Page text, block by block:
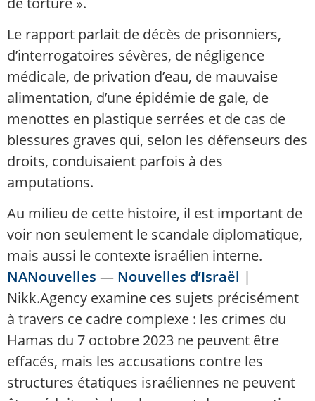
Le rapport parlait de décès de prisonniers,
d’interrogatoires sévères, de négligence
médicale, de privation d’eau, de mauvaise
alimentation, d’une épidémie de gale, de
menottes en plastique serrées et de cas de
blessures graves qui, selon les défenseurs des
droits, conduisaient parfois à des
amputations.
Au milieu de cette histoire, il est important de
voir non seulement le scandale diplomatique,
mais aussi le contexte israélien interne.
NANouvelles — Nouvelles d’Israël |
Nikk.Agency examine ces sujets précisément
à travers ce cadre complexe : les crimes du
Hamas du 7 octobre 2023 ne peuvent être
effacés, mais les accusations contre les
structures étatiques israéliennes ne peuvent